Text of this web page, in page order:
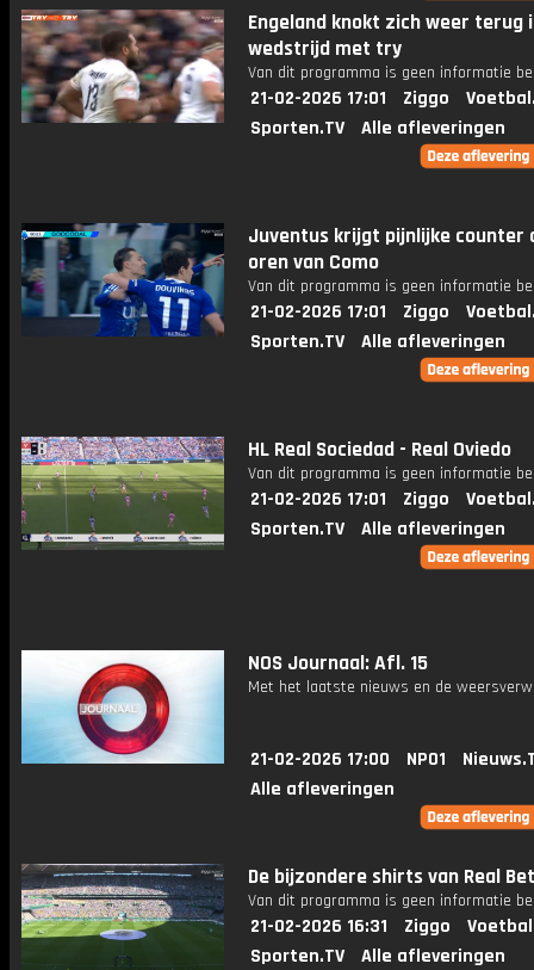
Engeland knokt zich weer terug
wedstrijd met try
Van dit programma is geen informatie
21-02-2026 17:01 Ziggo
Sporten.TV
Alle afleveringen
Juventus krijgt pijnlijke counter
oren van Como
Van dit programma is geen informatie
21-02-2026 17:01 Ziggo
Sporten.TV
Alle afleveringen
HL Real Sociedad - Real Oviedo
Van dit programma is geen informatie
21-02-2026 17:01 Ziggo
Sporten.TV
Alle afleveringen
NOS Journaal: Afl. 15
Met het laatste nieuws en de
21-02-2026 17:00 NPO1
Alle afleveringen
De bijzondere shirts van Real
Van dit programma is geen informatie
21-02-2026 16:31 Ziggo
Sporten.TV
Alle afleveringen